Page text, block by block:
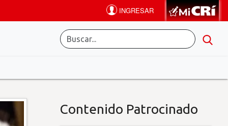
Contenido Patrocinado